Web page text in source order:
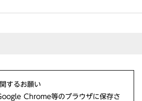
するお願い
Chrome等のブラウザに保存さ